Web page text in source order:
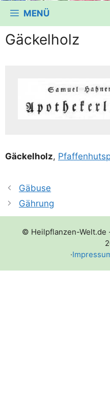
MENÜ
Gäckelholz
Gäckel­holz,
Gäbuse
Gährung
© Heilpflanzen-Welt.de
·